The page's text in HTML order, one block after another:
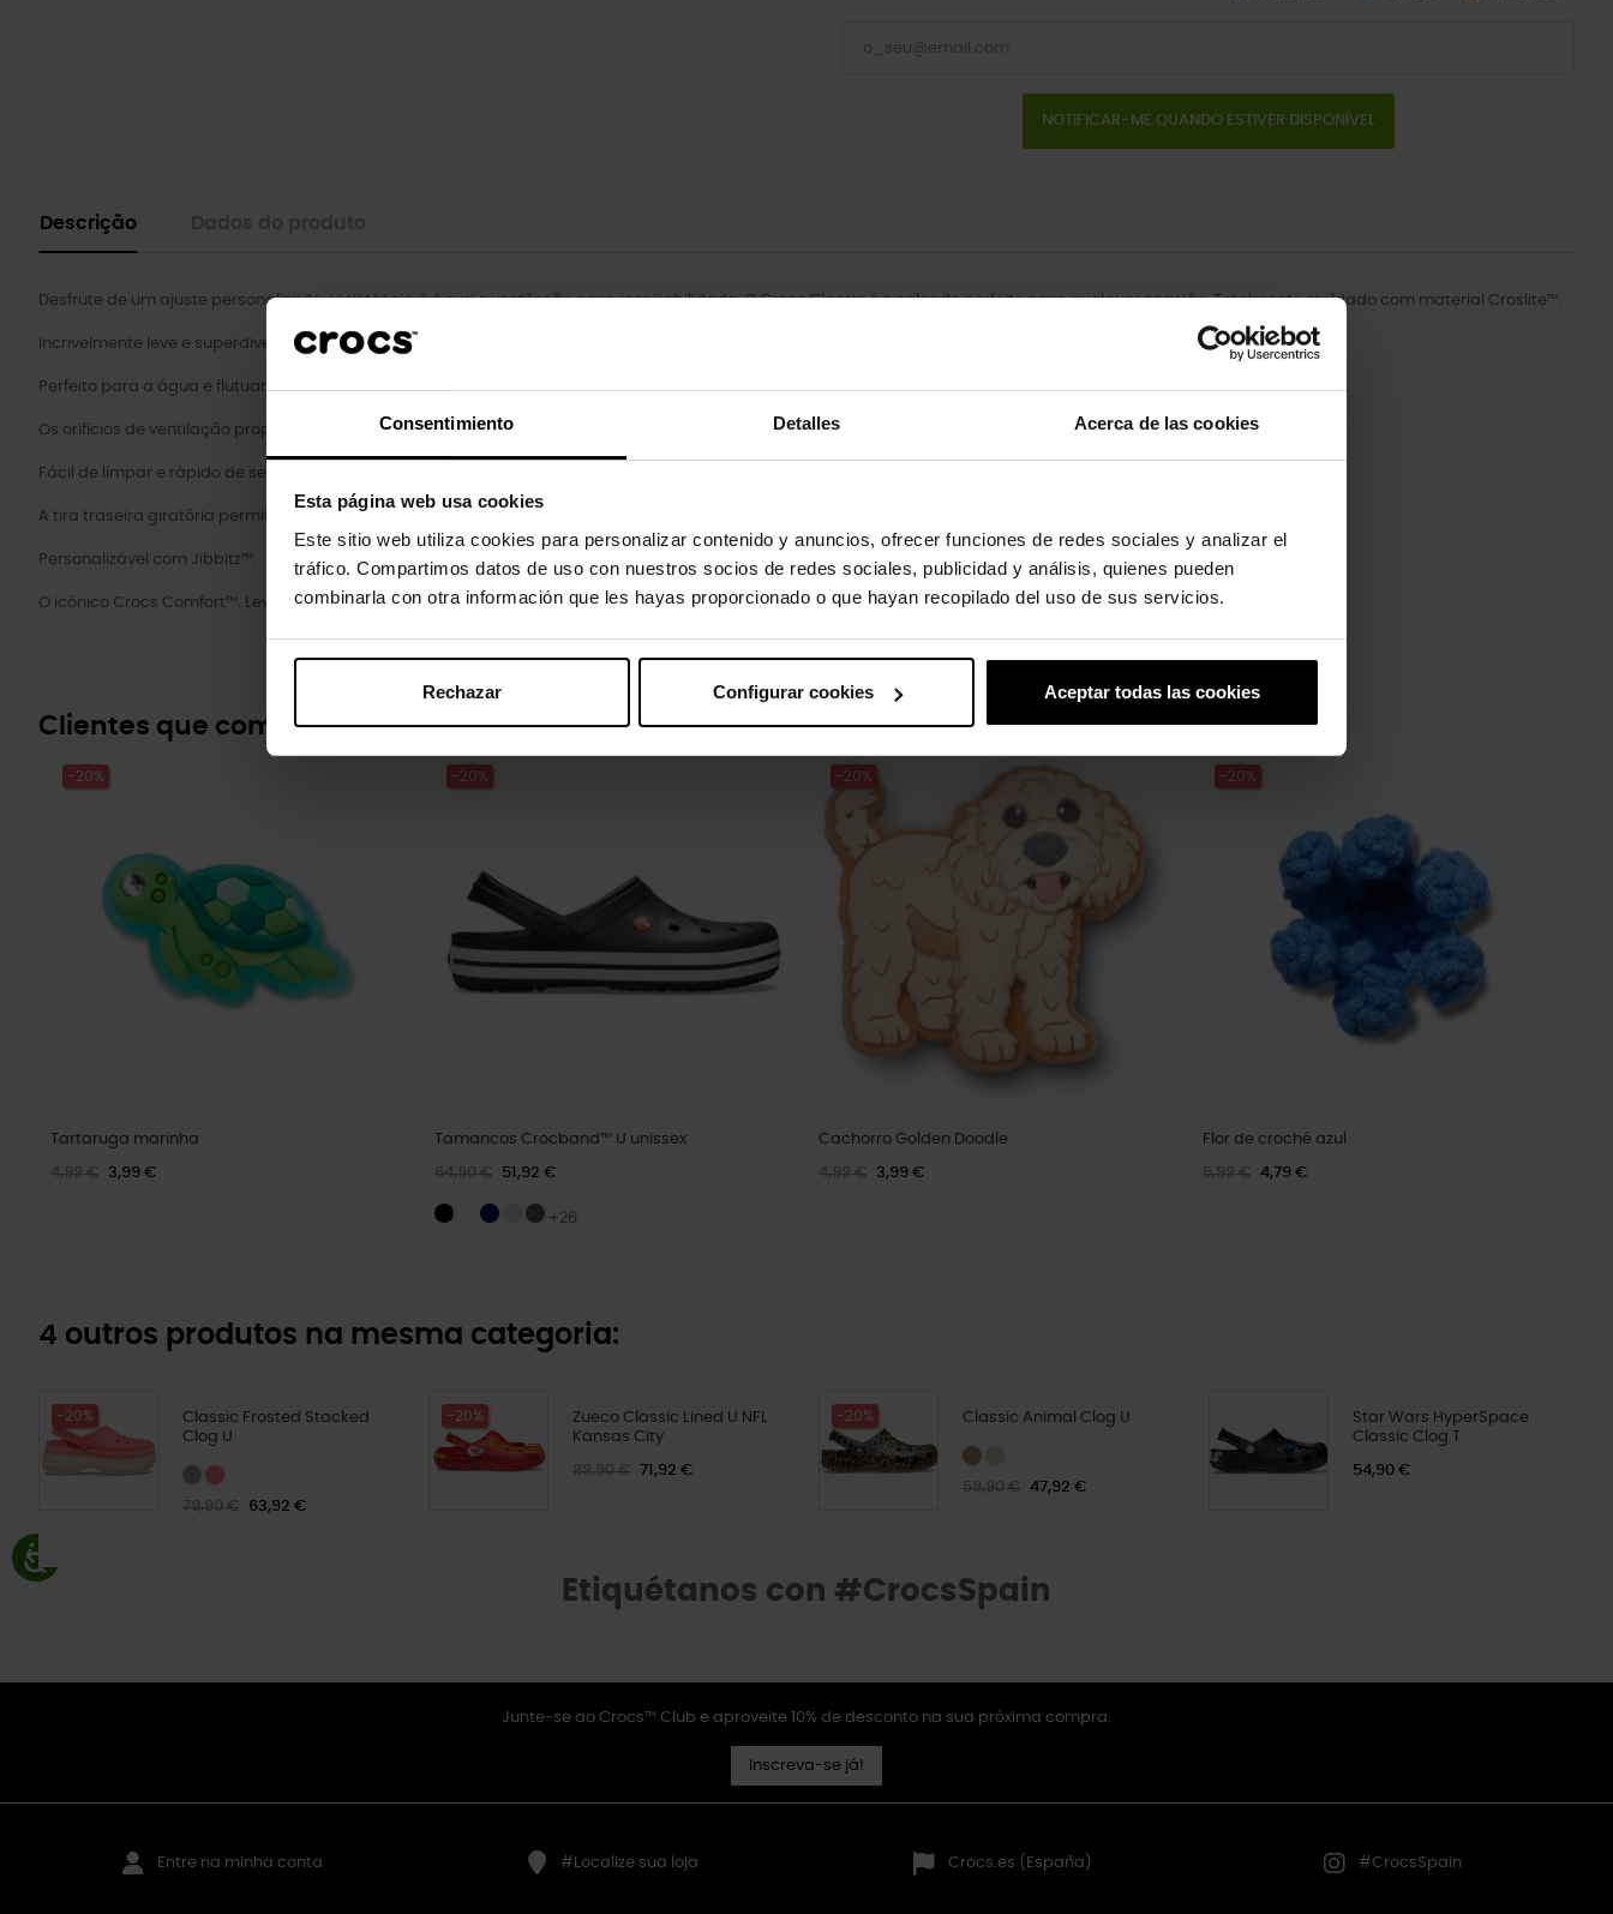
Consentimiento Detalles Acerca de las cookies
Esta página web usa cookies
Este sitio web utiliza cookies para personalizar contenido y anuncios, ofrecer funciones de redes sociales y analizar el
tráfico. Compartimos datos de uso con nuestros socios de redes sociales, publicidad y análisis, quienes pueden
combinarla con otra información que les hayas proporcionado o que hayan recopilado del uso de sus servicios.
Rechazar Configurar cookies Aceptar todas las cookies
NOTIFICAR-ME QUANDO ESTIVER DISPONÍVEL
Descrição
Desfrute de um ajuste personalizado, resistência à água e ventilação para respirabilidade. O Crocs Classic é o calçado perfeito para qualquer ocasião. Totalmente moldado com material Croslite™.
Incrivelmente leve e superdivertido para os seus pés.
Perfeito para a água e flutuante, pesa apenas alguns gramas.
Os orifícios de ventilação proporcionam respirabilidade enquanto absorvem água e sujeira.
Fácil de limpar e rápido de secar.
A tira traseira giratória permite um ajuste mais preciso.
Personalizável com Jibbitz™.
O icônico Crocs Comfort™. Leve. Flexível. Conforto de todos os ângulos.
Clientes que compraram este produto também compraram:
-20%
Tartaruga marinha
4,99 € 3,99 €
-20%
Tamancos Crocband™ U unissex
64,90 € 51,92 €
+26
-20%
Cachorro Golden Doodle
4,99 € 3,99 €
-20%
Flor de crochê azul
5,99 € 4,79 €
4 outros produtos na mesma categoria:
-20%
Classic Frosted Stacked
Clog U
79,90 € 63,92 €
-20%
Zueco Classic Lined U NFL
Kansas City
89,90 € 71,92 €
-20% Classic Animal Clog U
59,90 € 47,92 €
Star Wars HyperSpace
Classic Clog T
54,90 €
Etiquétanos con #CrocsSpain
Junte-se ao Crocs™ Club e aproveite 10% de desconto na sua próxima compra.
Inscreva-se já!
Entre na minha conta #Localize sua loja Crocs.es (España) #CrocsSpain